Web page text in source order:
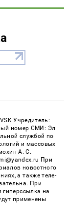
Учредитель:
номер СМИ: Эл
службой по
и массовых
А. С.
При
новостного
а также теле-
При
на
применены